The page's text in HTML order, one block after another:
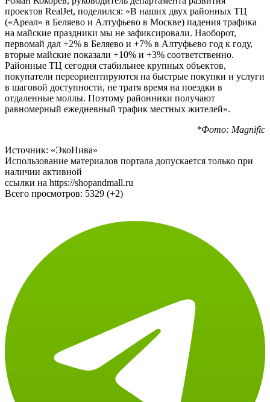
проектов RealJet, поделился: «В наших двух районных ТЦ
(«Ареал» в Беляево и Алтуфьево в Москве) падения трафика
на майские праздники мы не зафиксировали. Наоборот,
первомай дал +2% в Беляево и +7% в Алтуфьево год к году,
вторые майские показали +10% и +3% соответственно.
Районные ТЦ сегодня стабильнее крупных объектов,
покупатели переориентируются на быстрые покупки и услуги
в шаговой доступности, не тратя время на поездки в
отдаленные моллы. Поэтому районники получают
равномерный ежедневный трафик местных жителей».
*Фото: Magnific
Источник: «ЭкоНива»
Использование материалов портала допускается только при
наличии активной
ссылки на https://shopandmall.ru
Всего просмотров: 5329 (+2)